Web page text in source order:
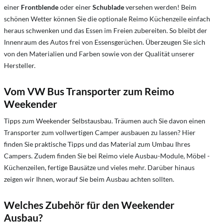
einer Frontblendeoder einerSchubladeversehen werden! Beim
schönen Wetter können Sie die optionale Reimo Küchenzeile einfach
heraus schwenken und das Essen im Freien zubereiten. So bleibt der
Innenraum des Autos frei von Essensgerüchen. Überzeugen Sie sich
von den Materialien und Farben sowie von der Qualität unserer
Hersteller.
Vom VW Bus Transporter zum Reimo
Weekender
Tipps zum Weekender Selbstausbau. Träumen auch Sie davon einen
Transporter zum vollwertigen Camper ausbauen zu lassen? Hier
finden Sie praktische Tipps und das Material zum Umbau Ihres
Campers. Zudem finden Sie bei Reimo viele Ausbau-Module, Möbel -
Küchenzeilen, fertige Bausätze und vieles mehr. Darüber hinaus
zeigen wir Ihnen, worauf Sie beim Ausbau achten sollten.
Welches Zubehör für den Weekender
Ausbau?